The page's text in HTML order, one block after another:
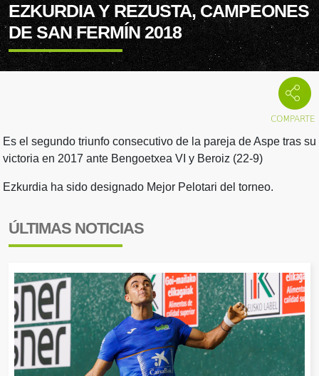
EZKURDIA Y REZUSTA, CAMPEONES
DE SAN FERMÍN 2018
Es el segundo triunfo consecutivo de la pareja de Aspe tras su
victoria en 2017 ante Bengoetxea VI y Beroiz (22-9)
Ezkurdia ha sido designado Mejor Pelotari del torneo.
ÚLTIMAS NOTICIAS